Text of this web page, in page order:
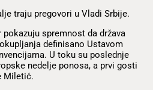
traju pregovori u Vladi Srbije.
pokazuju spremnost da država
definisano Ustavom
U toku su poslednje
nedelje ponosa, a prvi gosti
Miletić.